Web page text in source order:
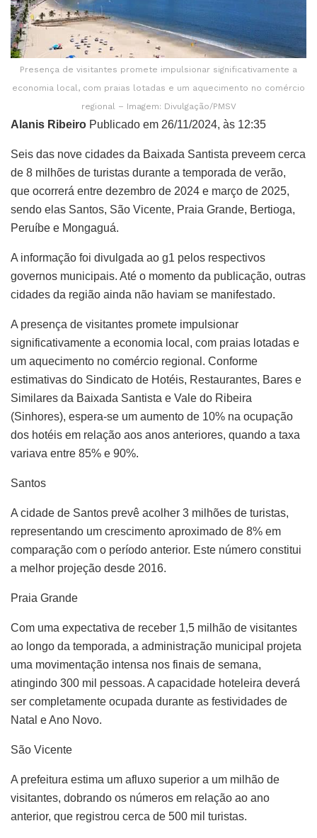
Presença de visitantes promete impulsionar significativamente a
economia local, com praias lotadas e um aquecimento no comércio
regional – Imagem: Divulgação/PMSV
Alanis Ribeiro Publicado em 26/11/2024, às 12:35
Seis das nove cidades da Baixada Santista preveem cerca
de 8 milhões de turistas durante a temporada de verão,
que ocorrerá entre dezembro de 2024 e março de 2025,
sendo elas Santos, São Vicente, Praia Grande, Bertioga,
Peruíbe e Mongaguá.
A informação foi divulgada ao g1 pelos respectivos
governos municipais. Até o momento da publicação, outras
cidades da região ainda não haviam se manifestado.
A presença de visitantes promete impulsionar
significativamente a economia local, com praias lotadas e
um aquecimento no comércio regional. Conforme
estimativas do Sindicato de Hotéis, Restaurantes, Bares e
Similares da Baixada Santista e Vale do Ribeira
(Sinhores), espera-se um aumento de 10% na ocupação
dos hotéis em relação aos anos anteriores, quando a taxa
variava entre 85% e 90%.
Santos
A cidade de Santos prevê acolher 3 milhões de turistas,
representando um crescimento aproximado de 8% em
comparação com o período anterior. Este número constitui
a melhor projeção desde 2016.
Praia Grande
Com uma expectativa de receber 1,5 milhão de visitantes
ao longo da temporada, a administração municipal projeta
uma movimentação intensa nos finais de semana,
atingindo 300 mil pessoas. A capacidade hoteleira deverá
ser completamente ocupada durante as festividades de
Natal e Ano Novo.
São Vicente
A prefeitura estima um afluxo superior a um milhão de
visitantes, dobrando os números em relação ao ano
anterior, que registrou cerca de 500 mil turistas.